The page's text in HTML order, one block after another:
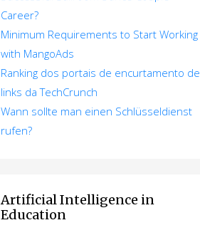
Career?
Minimum Requirements to Start Working
with MangoAds
Ranking dos portais de encurtamento de
links da TechCrunch
Wann sollte man einen Schlüsseldienst
rufen?
Artificial Intelligence in
Education